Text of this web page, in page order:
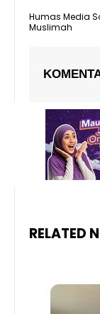
Humas Media
Muslimah
RELATED